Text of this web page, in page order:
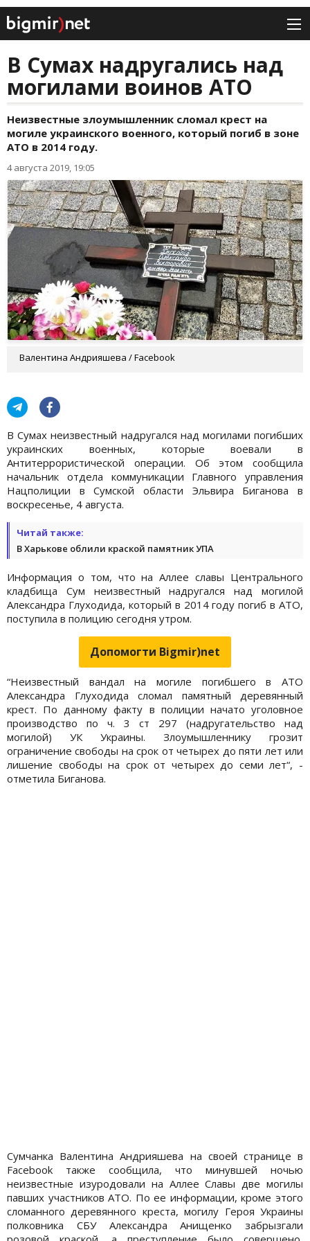
В Сумах надругались над
могилами воинов АТО
Неизвестные злоумышленник сломал крест на
могиле украинского военного, который погиб в зоне
АТО в 2014 году.
4 августа 2019, 19:05
Валентина Андрияшева / Facebook
В Сумах неизвестный надругался над могилами погибших
украинских военных, которые воевали в
Антитеррористической операции. Об этом сообщила
начальник отдела коммуникации Главного управления
Нацполиции в Сумской области Эльвира Биганова в
воскресенье, 4 августа.
Читай также:
В Харькове облили краской памятник УПА
Информация о том, что на Аллее славы Центрального
кладбища Сум неизвестный надругался над могилой
Александра Глуходида, который в 2014 году погиб в АТО,
поступила в полицию сегодня утром.
Допомогти Bigmir)net
“Неизвестный вандал на могиле погибшего в АТО
Александра Глуходида сломал памятный деревянный
крест. По данному факту в полиции начато уголовное
производство по ч. 3 ст 297 (надругательство над
могилой) УК Украины. Злоумышленнику грозит
ограничение свободы на срок от четырех до пяти лет или
лишение свободы на срок от четырех до семи лет“, -
отметила Биганова.
Сумчанка Валентина Андрияшева на своей странице в
Facebook также сообщила, что минувшей ночью
неизвестные изуродовали на Аллее Славы две могилы
павших участников АТО. По ее информации, кроме этого
сломанного деревянного креста, могилу Героя Украины
полковника СБУ Александра Анищенко забрызгали